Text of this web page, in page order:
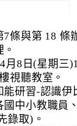
條與第 18 條
月8日(星期三
視聽教室。
能研習-認識
中小教職員
錄取)。